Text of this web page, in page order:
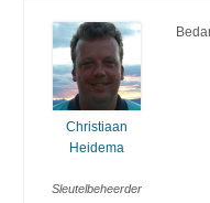
Christiaan
Heidema
Sleutelbeheerder